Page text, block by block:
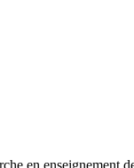
en enseignement